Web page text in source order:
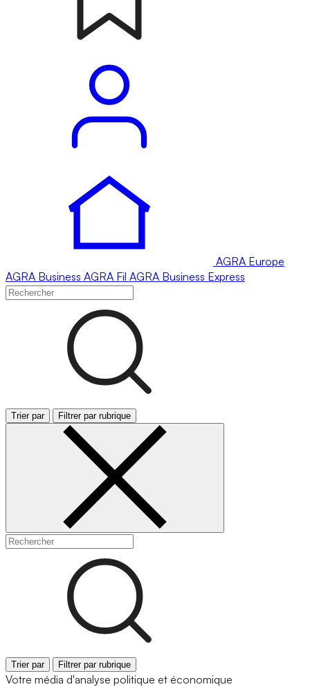
AGRA Europe
AGRA Business AGRA Fil AGRA Business Express
Trier par Filtrer par rubrique
Trier par Filtrer par rubrique
Votre média d'analyse politique et économique